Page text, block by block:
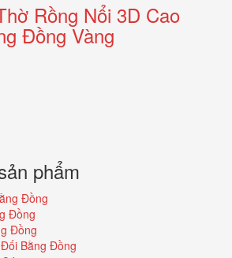
Rồng Nổi 3D Cao
Đồng Vàng
phẩm
Đồng
Đồng
Đồng
Bằng Đồng